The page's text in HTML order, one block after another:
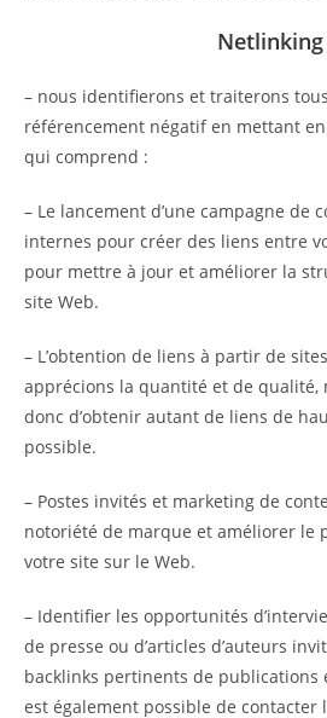
Netlinking
– nous identifierons et traiterons
référencement négatif en mettant
qui comprend :
– Le lancement d’une campagne de
internes pour créer des liens entre
pour mettre à jour et améliorer la
site Web.
– L’obtention de liens à partir de
apprécions la quantité et de qualité,
donc d’obtenir autant de liens de
possible.
– Postes invités et marketing de
notoriété de marque et améliorer le
votre site sur le Web.
– Identifier les opportunités
de presse ou d’articles d’auteurs
backlinks pertinents de publications
est également possible de contacter